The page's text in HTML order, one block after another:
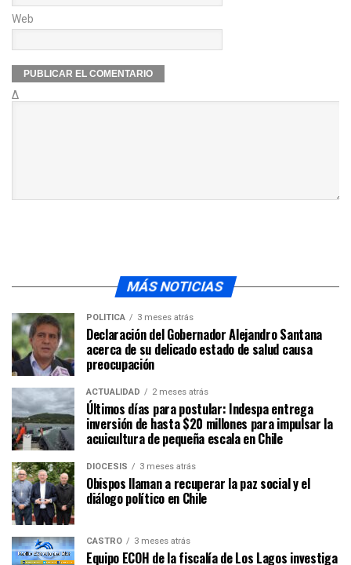
Web
Δ
MÁS NOTICIAS
POLÍTICA 3 meses atrás
Declaración del Gobernador Alejandro Santana
acerca de su delicado estado de salud causa
preocupación
ACTUALIDAD 2 meses atrás
Últimos días para postular: Indespa entrega
inversión de hasta $20 millones para impulsar la
acuicultura de pequeña escala en Chile
DIÓCESIS 3 meses atrás
Obispos llaman a recuperar la paz social y el
diálogo político en Chile
CASTRO 3 meses atrás
Equipo ECOH de la fiscalía de Los Lagos investiga